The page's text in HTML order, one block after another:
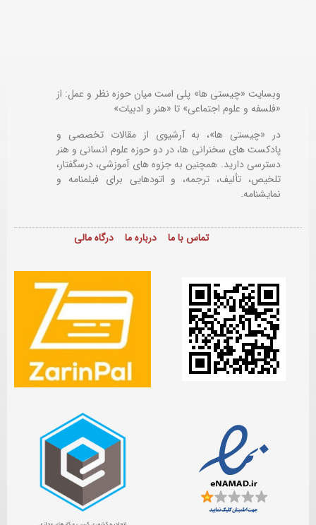
وبسایت «چیستی ها» پلی است میان حوزه نظر و عمل: از
«فلسفه و علوم اجتماعی» تا «هنر و ادبیات»
در «چیستی ها»، به آرشیوی از مقالات تخصصی و
پادکست های سخنرانی ها، در دو حوزه علوم انسانی و هنر
دسترسی دارید. همچنین به جزوه های آموزشی، درسگفتار،
تلخیص، تألیف، ترجمه، و اتودهایی برایفیلمنامه و
نمایشنامه.
تماس با ما درباره ما درگاه مالی